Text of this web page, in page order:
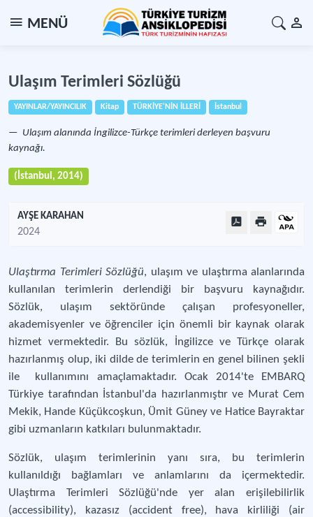
MENÜ
Ulaşım Terimleri Sözlüğü
YAYINLAR/YAYINCILIK Kitap TÜRKİYE'NİN İLLERİ İstanbul
Ulaşım alanında İngilizce-Türkçe terimleri derleyen başvuru
kaynağı.
(İstanbul, 2014)
AYŞE KARAHAN
2024
Ulaştırma Terimleri Sözlüğü, ulaşım ve ulaştırma alanlarında
kullanılan terimlerin derlendiği bir başvuru kaynağıdır.
Sözlük, ulaşım sektöründe çalışan profesyoneller,
akademisyenler ve öğrenciler için önemli bir kaynak olarak
hizmet vermektedir. Bu sözlük, İngilizce ve Türkçe olarak
hazırlanmış olup, iki dilde de terimlerin en genel bilinen şekli
ile kullanımını amaçlamaktadır. Ocak 2014'te EMBARQ
Türkiye tarafından İstanbul'da hazırlanmıştır ve Murat Cem
Mekik, Hande Küçükcoşkun, Ümit Güney ve Hatice Bayraktar
gibi uzmanların katkıları bulunmaktadır.
Sözlük, ulaşım terimlerinin yanı sıra, bu terimlerin
kullanıldığı bağlamları ve anlamlarını da içermektedir.
Ulaştırma Terimleri Sözlüğü'nde yer alan erişilebilirlik
(accessibility), kazasız (accident free), hava kirliliği (air